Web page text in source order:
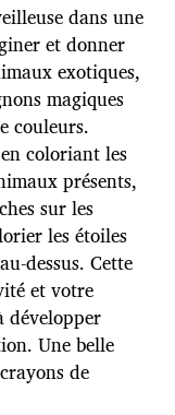
dans une
et donner
exotiques,
magiques
couleurs.
coloriant les
présents,
sur les
les étoiles
dessus. Cette
et votre
développer
Une belle
de